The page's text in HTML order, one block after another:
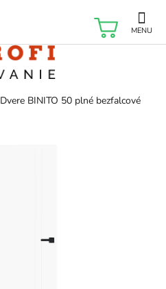
Dvere BINITO 50 plné bezfalcové